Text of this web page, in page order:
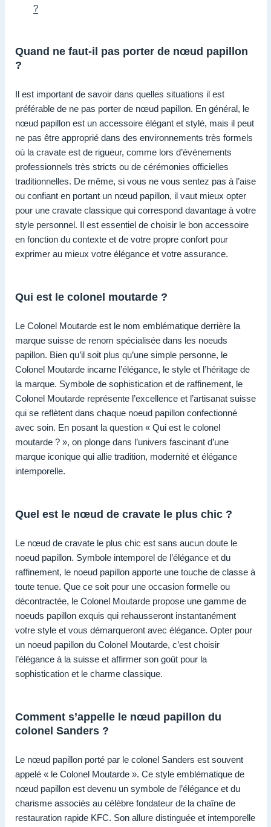
?
Quand ne faut-il pas porter de nœud papillon
?
Il est important de savoir dans quelles situations il est
préférable de ne pas porter de nœud papillon. En général, le
nœud papillon est un accessoire élégant et stylé, mais il peut
ne pas être approprié dans des environnements très formels
où la cravate est de rigueur, comme lors d’événements
professionnels très stricts ou de cérémonies officielles
traditionnelles. De même, si vous ne vous sentez pas à l’aise
ou confiant en portant un nœud papillon, il vaut mieux opter
pour une cravate classique qui correspond davantage à votre
style personnel. Il est essentiel de choisir le bon accessoire
en fonction du contexte et de votre propre confort pour
exprimer au mieux votre élégance et votre assurance.
Qui est le colonel moutarde ?
Le Colonel Moutarde est le nom emblématique derrière la
marque suisse de renom spécialisée dans les noeuds
papillon. Bien qu’il soit plus qu’une simple personne, le
Colonel Moutarde incarne l’élégance, le style et l’héritage de
la marque. Symbole de sophistication et de raffinement, le
Colonel Moutarde représente l’excellence et l’artisanat suisse
qui se reflètent dans chaque noeud papillon confectionné
avec soin. En posant la question « Qui est le colonel
moutarde ? », on plonge dans l’univers fascinant d’une
marque iconique qui allie tradition, modernité et élégance
intemporelle.
Quel est le nœud de cravate le plus chic ?
Le nœud de cravate le plus chic est sans aucun doute le
noeud papillon. Symbole intemporel de l’élégance et du
raffinement, le noeud papillon apporte une touche de classe à
toute tenue. Que ce soit pour une occasion formelle ou
décontractée, le Colonel Moutarde propose une gamme de
noeuds papillon exquis qui rehausseront instantanément
votre style et vous démarqueront avec élégance. Opter pour
un noeud papillon du Colonel Moutarde, c’est choisir
l’élégance à la suisse et affirmer son goût pour la
sophistication et le charme classique.
Comment s’appelle le nœud papillon du
colonel Sanders ?
Le nœud papillon porté par le colonel Sanders est souvent
appelé « le Colonel Moutarde ». Ce style emblématique de
nœud papillon est devenu un symbole de l’élégance et du
charisme associés au célèbre fondateur de la chaîne de
restauration rapide KFC. Son allure distinguée et intemporelle